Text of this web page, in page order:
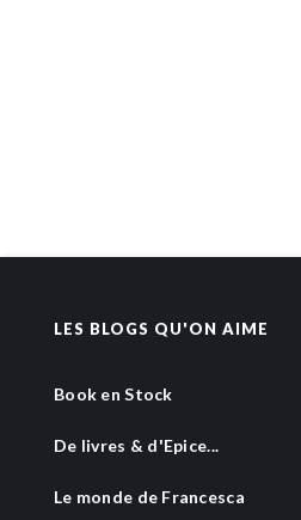
LES BLOGS QU'ON AIME
Book en Stock
De livres & d'Epice...
Le monde de Francesca